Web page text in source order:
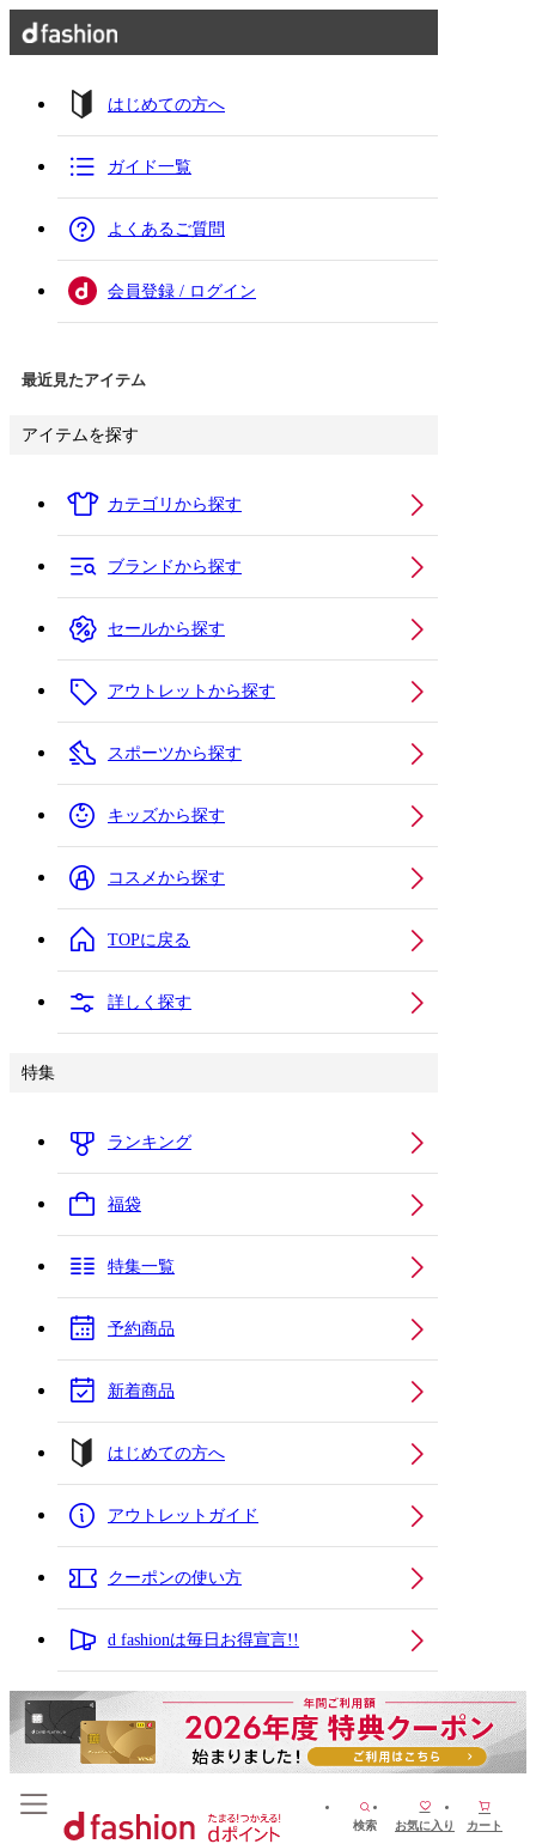
はじめての方へ
ガイド一覧
よくあるご質問
会員登録 / ログイン
最近見たアイテム
アイテムを探す
カテゴリから探す
ブランドから探す
セールから探す
アウトレットから探す
スポーツから探す
キッズから探す
コスメから探す
TOPに戻る
詳しく探す
特集
ランキング
福袋
特集一覧
予約商品
新着商品
はじめての方へ
アウトレットガイド
クーポンの使い方
d fashionは毎日お得宣言!!
検索 お気に入り カート